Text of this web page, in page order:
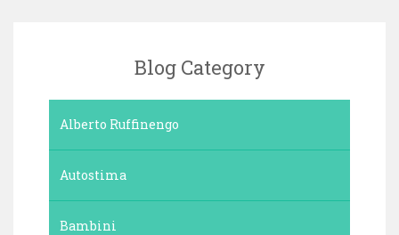
Blog Category
Alberto Ruffinengo
Autostima
Bambini